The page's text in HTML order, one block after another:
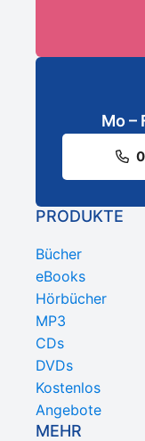
Mo –
PRODUKTE
Bücher
eBooks
Hörbücher
MP3
CDs
DVDs
Kostenlos
Angebote
MEHR